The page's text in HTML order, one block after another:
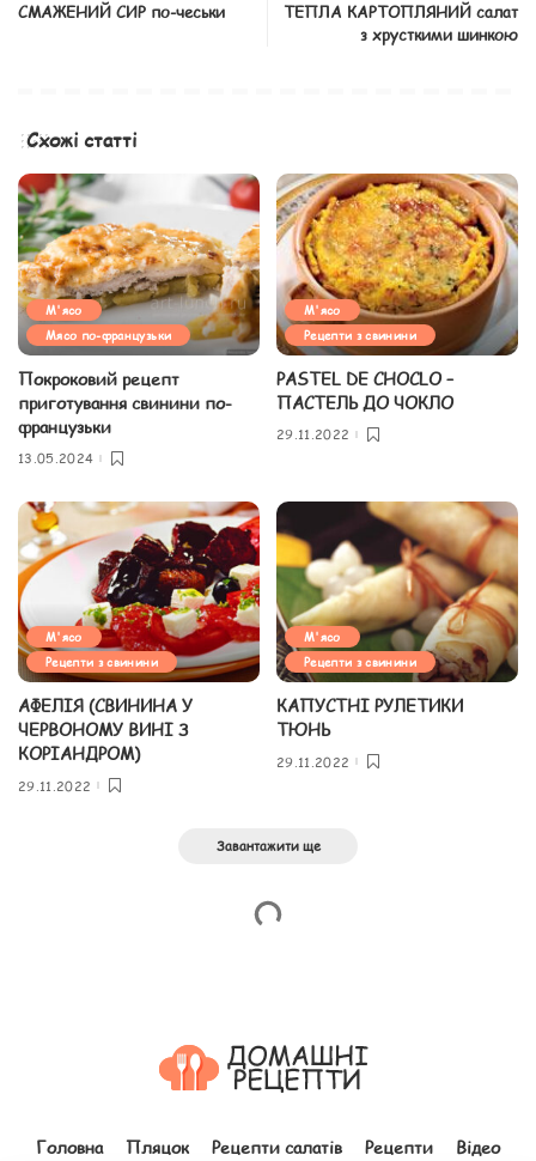
СМАЖЕНИЙ СИР по-чеськи
ТЕПЛА КАРТОПЛЯНИЙ салат
з хрусткими шинкою
Схожі статті
М'ясо
Мясо по-французьки
Покроковий рецепт
приготування свинини по-
французьки
13.05.2024
М'ясо
Рецепти з свинини
PASTEL DE CHOCLO –
ПАСТЕЛЬ ДО ЧОКЛО
29.11.2022
М'ясо
Рецепти з свинини
АФЕЛІЯ (СВИНИНА У
ЧЕРВОНОМУ ВИНІ З
КОРІАНДРОМ)
29.11.2022
М'ясо
Рецепти з свинини
КАПУСТНІ РУЛЕТИКИ
ТЮНЬ
29.11.2022
Завантажити ще
Головна Пляцок Рецепти салатів Рецепти Відео